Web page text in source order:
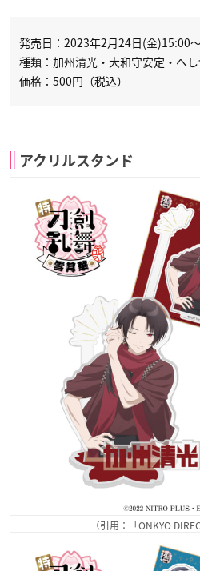
発売日：2023年2月24日(金)15:00
種類：加州清光・大和守安定・へ
価格：500円（税込）
アクリルスタンド
（引用：「ONKYO DIREC